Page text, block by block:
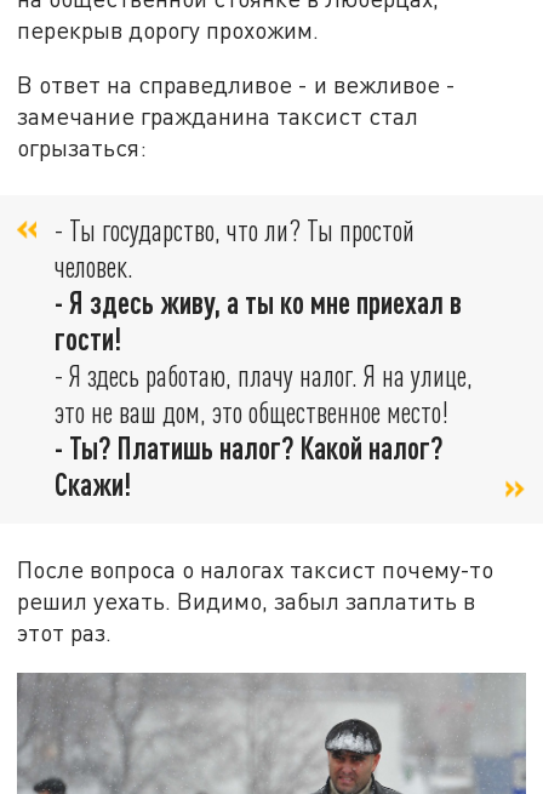
перекрыв дорогу прохожим.
В ответ на справедливое - и вежливое -
замечание гражданина таксист стал
огрызаться:
- Ты государство, что ли? Ты простой
человек.
- Я здесь живу, а ты ко мне приехал в
гости!
- Я здесь работаю, плачу налог. Я на улице,
это не ваш дом, это общественное место!
- Ты? Платишь налог? Какой налог?
Скажи!
После вопроса о налогах таксист почему-то
решил уехать. Видимо, забыл заплатить в
этот раз.